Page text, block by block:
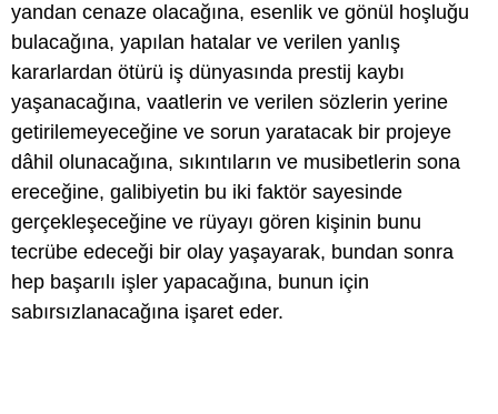
yandan cenaze olacağına, esenlik ve gönül hoşluğu
bulacağına, yapılan hatalar ve verilen yanlış
kararlardan ötürü iş dünyasında prestij kaybı
yaşanacağına, vaatlerin ve verilen sözlerin yerine
getirilemeyeceğine ve sorun yaratacak bir projeye
dâhil olunacağına, sıkıntıların ve musibetlerin sona
ereceğine, galibiyetin bu iki faktör sayesinde
gerçekleşeceğine ve rüyayı gören kişinin bunu
tecrübe edeceği bir olay yaşayarak, bundan sonra
hep başarılı işler yapacağına, bunun için
sabırsızlanacağına işaret eder.